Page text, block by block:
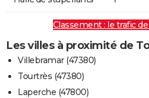
Classement : le trafic
Les villes à proximité de
Villebramar (47380)
Tourtrès (47380)
Laperche (47800)